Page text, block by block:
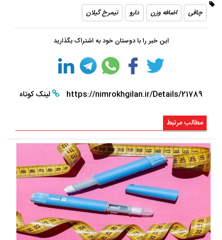
چاقی اضافه وزن دارو نیمرخ گیلان
این خبر را با دوستان خود به اشتراک بگذارید
https://nimrokhgilan.ir/Details/21789 لینک کوتاه
مطالب مرتبط